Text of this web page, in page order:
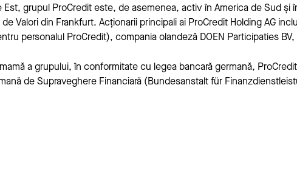
Est, grupul ProCredit este, de asemenea, activ în America de Sud
Valori din Frankfurt. Acționarii principali ai ProCredit Holding AG
personalul ProCredit), compania olandeză DOEN Participaties
a grupului, în conformitate cu legea bancară germană,
de Supraveghere Financiară (Bundesanstalt für